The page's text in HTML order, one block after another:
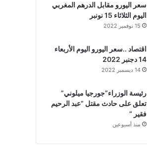
سعر اليورو مقابل الدرهم المغربي
اليوم الثلاثاء 15 نونبر
15 نوفمبر 2022
اقتصاد ..سعر اليورو اليوم الأربعاء
14 دجنبر 2022
14 ديسمبر 2022
رئيسة الوزراء”جورجيا ميلوني”
تعلق على حادث مقتل “عبد الرحيم
فقير “
منذ أسبوعين